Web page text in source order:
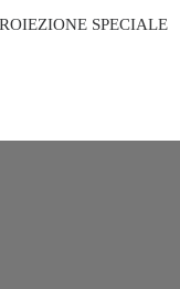
SPECIALE